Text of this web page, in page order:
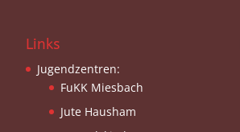
Links
Jugendzentren:
FuKK Miesbach
Jute Hausham